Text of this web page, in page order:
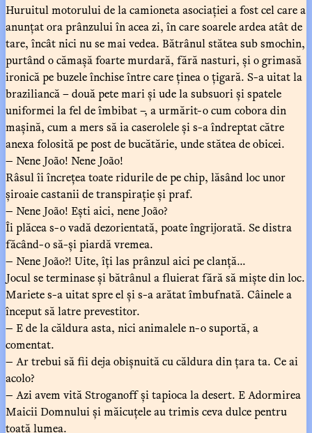
Huruitul motorului de la camioneta asociației a fost cel care a
anunțat ora prânzului în acea zi, în care soarele ardea atât de
tare, încât nici nu se mai vedea. Bătrânul stătea sub smochin,
purtând o cămașă foarte murdară, fără nasturi, și o grimasă
ironică pe buzele închise între care ținea o țigară. S-a uitat la
braziliancă – două pete mari și ude la subsuori și spatele
uniformei la fel de îmbibat –, a urmărit-o cum cobora din
mașină, cum a mers să ia caserolele și s-a îndreptat către
anexa folosită pe post de bucătărie, unde stătea de obicei.
— Nene João! Nene João!
Râsul îi încrețea toate ridurile de pe chip, lăsând loc unor
șiroaie castanii de transpirație și praf.
— Nene João! Ești aici, nene João?
Îi plăcea s-o vadă dezorientată, poate îngrijorată. Se distra
făcând-o să-și piardă vremea.
— Nene João?! Uite, îți las prânzul aici pe clanță...
Jocul se terminase și bătrânul a fluierat fără să miște din loc.
Mariete s-a uitat spre el și s-a arătat îmbufnată. Câinele a
început să latre prevestitor.
— E de la căldura asta, nici animalele n-o suportă, a
comentat.
— Ar trebui să fii deja obișnuită cu căldura din țara ta. Ce ai
acolo?
— Azi avem vită Stroganoff și tapioca la desert. E Adormirea
Maicii Domnului și măicuțele au trimis ceva dulce pentru
toată lumea.